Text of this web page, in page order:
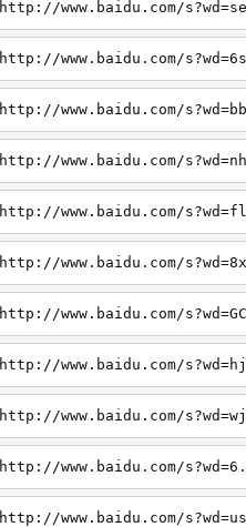
http://www.baidu.com/
http://www.baidu.com/
http://www.baidu.com/
http://www.baidu.com/
http://www.baidu.com/
http://www.baidu.com/
http://www.baidu.com/
http://www.baidu.com/
http://www.baidu.com/
http://www.baidu.com/
http://www.baidu.com/